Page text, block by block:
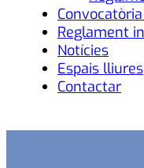
Convocatòria
Reglament
Notícies
Espais lliures
Contactar